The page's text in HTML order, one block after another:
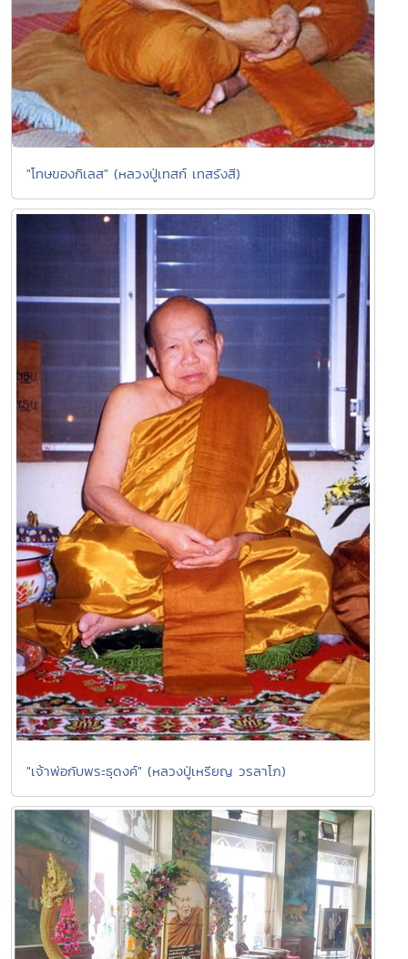
"โทษของกิเลส" (หลวงปู่เทสก์ เทสรังสี)
"เจ้าพ่อกับพระธุดงค์" (หลวงปู่เหรียญ วรลาโภ)